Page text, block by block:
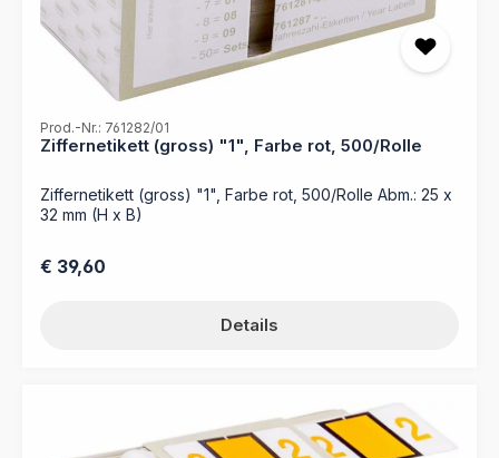
Prod.-Nr.: 761282/01
Ziffernetikett (gross) "1", Farbe rot, 500/Rolle
Ziffernetikett (gross) "1", Farbe rot, 500/Rolle Abm.: 25 x
32 mm (H x B)
Regulärer Preis:
€ 39,60
Details